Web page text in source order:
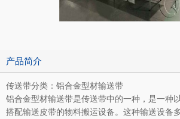
产品简介
传送带分类：铝合金型材输送带
铝合金型材输送带是传送带中的一种，是一种
搭配输送皮带的物料搬运设备。这种输送设备